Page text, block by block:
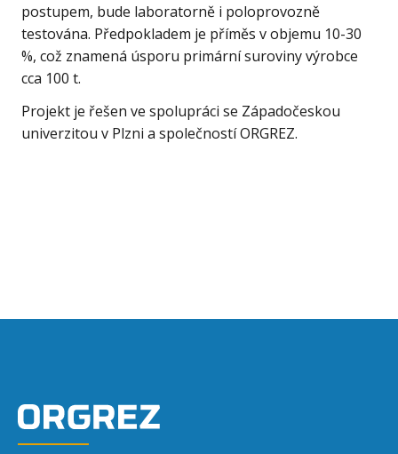
postupem, bude laboratorně i poloprovozně
testována. Předpokladem je příměs v objemu 10-30
%, což znamená úsporu primární suroviny výrobce
cca 100 t.
Projekt je řešen ve spolupráci se Západočeskou
univerzitou v Plzni a společností ORGREZ.